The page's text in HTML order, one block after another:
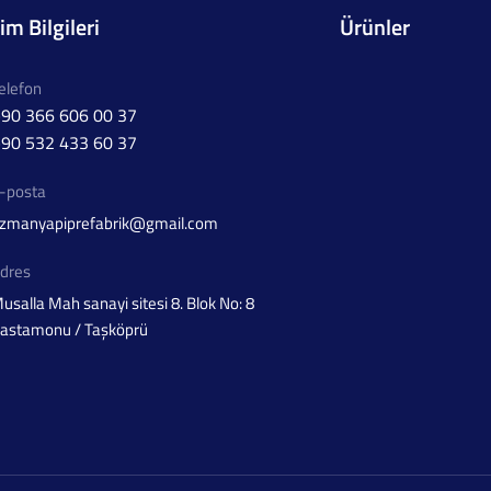
Bilgileri
366 606 00 37
532 433 60 37
posta
Mah sanayi sitesi 8. Blok No: 8
/ Taşköprü
Ürünler